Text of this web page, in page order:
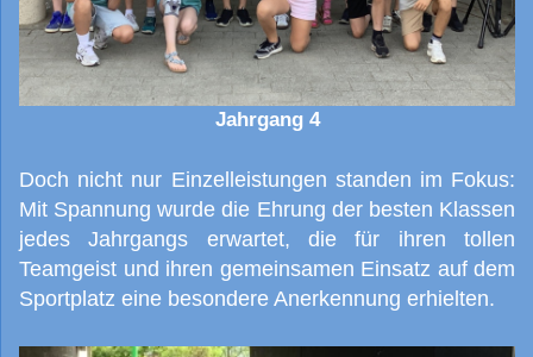
Jahrgang 4
Doch nicht nur Einzelleistungen standen im Fokus:
Mit Spannung wurde die Ehrung der besten Klassen
jedes Jahrgangs erwartet, die für ihren tollen
Teamgeist und ihren gemeinsamen Einsatz auf dem
Sportplatz eine besondere Anerkennung erhielten.